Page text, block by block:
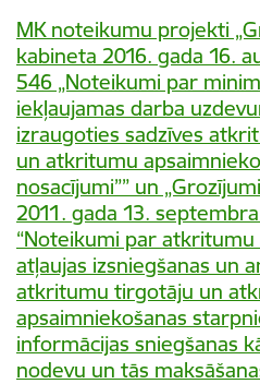
MK noteikumu projekti
kabineta 2016. gada 16.
546 „Noteikumi par
iekļaujamas darba
izraugoties sadzīves
un atkritumu
nosacījumi”” un
2011. gada 13.
“Noteikumi par atkritumu
atļaujas izsniegšanas un
atkritumu tirgotāju un
apsaimniekošanas
informācijas sniegšanas
nodevu un tās